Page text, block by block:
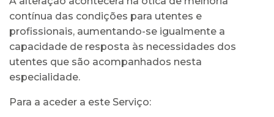
contínua das condições para utentes e
profissionais, aumentando-se igualmente a
capacidade de resposta às necessidades dos
utentes que são acompanhados nesta
especialidade.
Para a aceder a este Serviço: